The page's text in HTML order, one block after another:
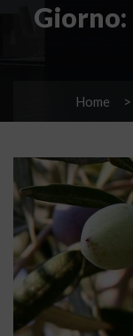
Giorno:
Home